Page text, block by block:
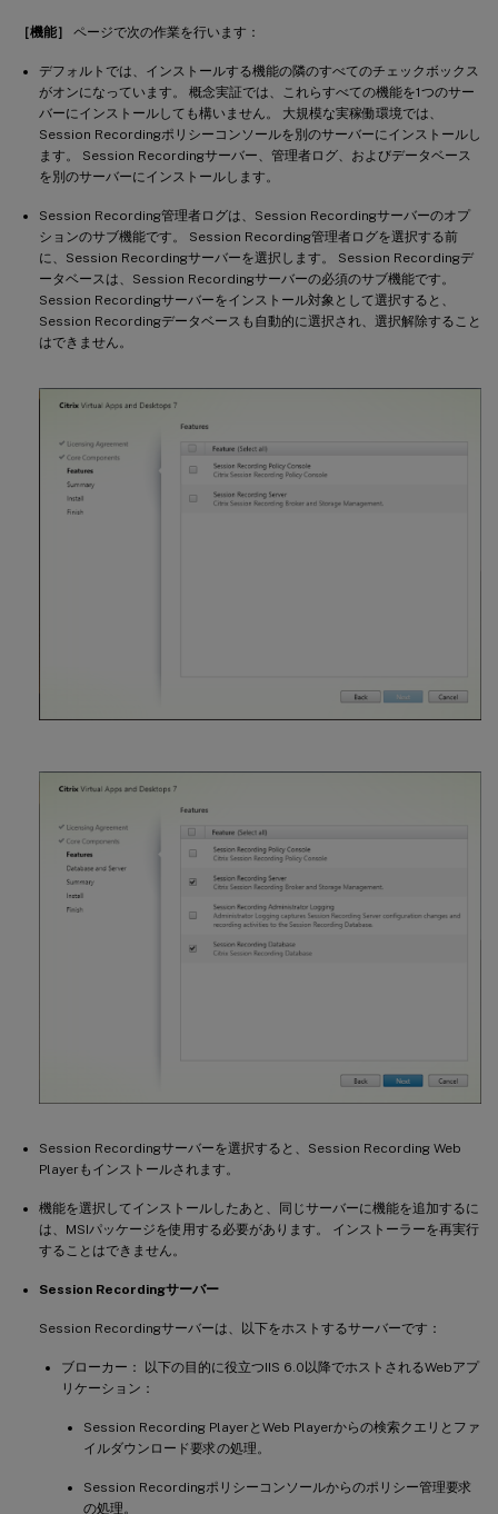
［機能］ ページで次の作業を行います：
デフォルトでは、インストールする機能の隣のすべてのチェックボックス
がオンになっています。 概念実証では、これらすべての機能を1つのサー
バーにインストールしても構いません。 大規模な実稼働環境では、
Session Recordingポリシーコンソールを別のサーバーにインストールし
ます。 Session Recordingサーバー、管理者ログ、およびデータベース
を別のサーバーにインストールします。
Session Recording管理者ログは、Session Recordingサーバーのオプ
ションのサブ機能です。 Session Recording管理者ログを選択する前
に、Session Recordingサーバーを選択します。 Session Recordingデ
ータベースは、Session Recordingサーバーの必須のサブ機能です。
Session Recordingサーバーをインストール対象として選択すると、
Session Recordingデータベースも自動的に選択され、選択解除すること
はできません。
Session Recordingサーバーを選択すると、Session Recording Web
Playerもインストールされます。
機能を選択してインストールしたあと、同じサーバーに機能を追加するに
は、MSIパッケージを使用する必要があります。 インストーラーを再実行
することはできません。
Session Recordingサーバー
Session Recordingサーバーは、以下をホストするサーバーです：
ブローカー： 以下の目的に役立つIIS 6.0以降でホストされるWebアプ
リケーション：
Session Recording PlayerとWeb Playerからの検索クエリとファ
イルダウンロード要求の処理。
Session Recordingポリシーコンソールからのポリシー管理要求
の処理。